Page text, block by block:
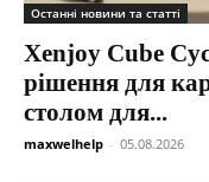
Останні новини та статті
Xenjoy Cube
рішення для
столом для...
maxwelhelp - 05.08.2026